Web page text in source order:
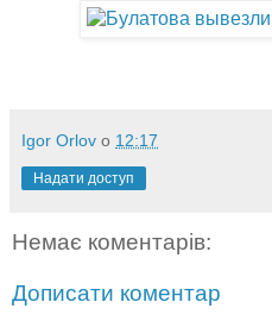
Igor Orlov о 12:17
Надати доступ
Немає коментарів:
Дописати коментар